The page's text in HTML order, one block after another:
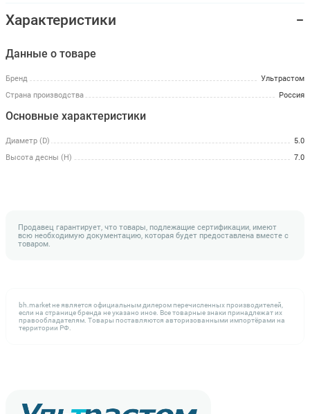
Характеристики
Данные о товаре
Бренд
Ультрастом
Страна производства
Россия
Основные характеристики
Диаметр (D)
5.0
Высота десны (H)
7.0
Продавец гарантирует, что товары, подлежащие сертификации, имеют
всю необходимую документацию, которая будет предоставлена вместе с
товаром.
bh.market не является официальным дилером перечисленных производителей,
если на странице бренда не указано иное. Все товарные знаки принадлежат их
правообладателям. Товары поставляются авторизованными импортёрами на
территории РФ.